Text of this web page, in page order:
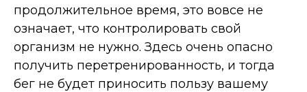
продолжительное время, это вовсе не
означает, что контролировать свой
организм не нужно. Здесь очень опасно
получить перетренированность, и тогда
бег не будет приносить пользу вашему